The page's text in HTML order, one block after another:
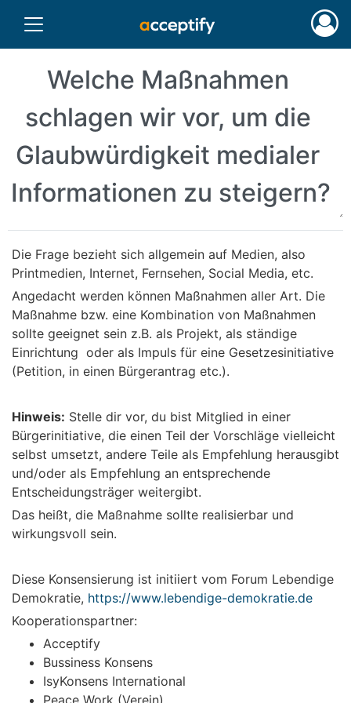
Die Frage bezieht sich allgemein auf Medien, also
Printmedien, Internet, Fernsehen, Social Media, etc.
Angedacht werden können Maßnahmen aller Art. Die
Maßnahme bzw. eine Kombination von Maßnahmen
sollte geeignet sein z.B. als Projekt, als ständige
Einrichtung oder als Impuls für eine Gesetzesinitiative
(Petition, in einen Bürgerantrag etc.).
Hinweis: Stelle dir vor, du bist Mitglied in einer
Bürgerinitiative, die einen Teil der Vorschläge vielleicht
selbst umsetzt, andere Teile als Empfehlung herausgibt
und/oder als Empfehlung an entsprechende
Entscheidungsträger weitergibt.
Das heißt, die Maßnahme sollte realisierbar und
wirkungsvoll sein.
Diese Konsensierung ist initiiert vom Forum Lebendige
Demokratie, https://www.lebendige-demokratie.de
Kooperationspartner:
Acceptify
Bussiness Konsens
IsyKonsens International
Peace Work (Verein)